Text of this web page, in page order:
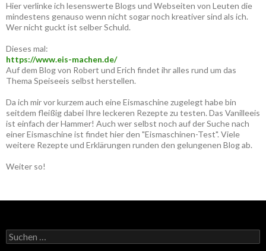
Hier verlinke ich lesenswerte Blogs und Webseiten von Leuten die
mindestens genauso wenn nicht sogar noch kreativer sind als ich.
Wer nicht guckt ist selber Schuld.
Dieses mal:
https://www.eis-machen.de/
Auf dem Blog von Robert und Erich findet ihr alles rund um das
Thema Speiseeis selbst herstellen.
Da ich mir vor kurzem auch eine Eismaschine zugelegt habe bin
seitdem fleißig dabei Ihre leckeren Rezepte zu testen. Das Vanilleeis
ist einfach der Hammer! Auch wer selbst noch auf der Suche nach
einer Eismaschine ist findet hier den "Eismaschinen-Test". Viele
weitere Rezepte und Erklärungen runden den gelungenen Blog ab.
Weiter so!
Suche
nach: